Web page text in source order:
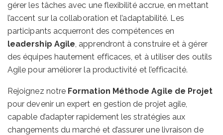
gérer les tâches avec une flexibilité accrue, en mettant
l’accent sur la collaboration et l’adaptabilité. Les
participants acquerront des compétences en
leadership Agile, apprendront à construire et à gérer
des équipes hautement efficaces, et à utiliser des outils
Agile pour améliorer la productivité et l’efficacité.
Rejoignez notre Formation Méthode Agile de Projet
pour devenir un expert en gestion de projet agile,
capable d’adapter rapidement les stratégies aux
changements du marché et d’assurer une livraison de